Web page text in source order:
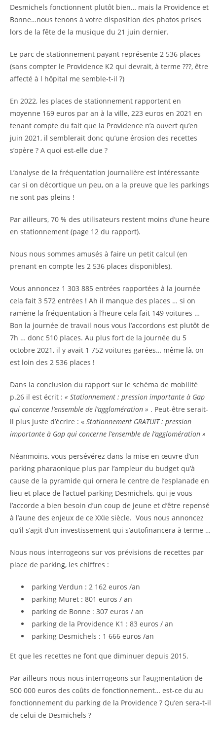
Desmichels fonctionnent plutôt bien… mais la Providence et
Bonne…nous tenons à votre disposition des photos prises
lors de la fête de la musique du 21 juin dernier.
Le parc de stationnement payant représente 2 536 places
(sans compter le Providence K2 qui devrait, à terme ???, être
affecté à l hôpital me semble-t-il ?)
En 2022, les places de stationnement rapportent en
moyenne 169 euros par an à la ville, 223 euros en 2021 en
tenant compte du fait que la Providence n’a ouvert qu’en
juin 2021, il semblerait donc qu’une érosion des recettes
s’opère ? A quoi est-elle due ?
L’analyse de la fréquentation journalière est intéressante
car si on décortique un peu, on a la preuve que les parkings
ne sont pas pleins !
Par ailleurs, 70 % des utilisateurs restent moins d’une heure
en stationnement (page 12 du rapport).
Nous nous sommes amusés à faire un petit calcul (en
prenant en compte les 2 536 places disponibles).
Vous annoncez 1 303 885 entrées rapportées à la journée
cela fait 3 572 entrées ! Ah il manque des places … si on
ramène la fréquentation à l’heure cela fait 149 voitures …
Bon la journée de travail nous vous l’accordons est plutôt de
7h … donc 510 places. Au plus fort de la journée du 5
octobre 2021, il y avait 1 752 voitures garées… même là, on
est loin des 2 536 places !
Dans la conclusion du rapport sur le schéma de mobilité
p.26 il est écrit : « Stationnement : pression importante à Gap
qui concerne l’ensemble de l’agglomération » . Peut-être serait-
il plus juste d’écrire : « Stationnement GRATUIT : pression
importante à Gap qui concerne l’ensemble de l’agglomération »
Néanmoins, vous persévérez dans la mise en œuvre d’un
parking pharaonique plus par l’ampleur du budget qu’à
cause de la pyramide qui ornera le centre de l’esplanade en
lieu et place de l’actuel parking Desmichels, qui je vous
l’accorde a bien besoin d’un coup de jeune et d’être repensé
à l’aune des enjeux de ce XXIe siècle. Vous nous annoncez
qu’il s’agit d’un investissement qui s’autofinancera à terme …
Nous nous interrogeons sur vos prévisions de recettes par
place de parking, les chiffres :
parking Verdun : 2 162 euros /an
parking Muret : 801 euros / an
parking de Bonne : 307 euros / an
parking de la Providence K1 : 83 euros / an
parking Desmichels : 1 666 euros /an
Et que les recettes ne font que diminuer depuis 2015.
Par ailleurs nous nous interrogeons sur l’augmentation de
500 000 euros des coûts de fonctionnement… est-ce du au
fonctionnement du parking de la Providence ? Qu’en sera-t-il
de celui de Desmichels ?